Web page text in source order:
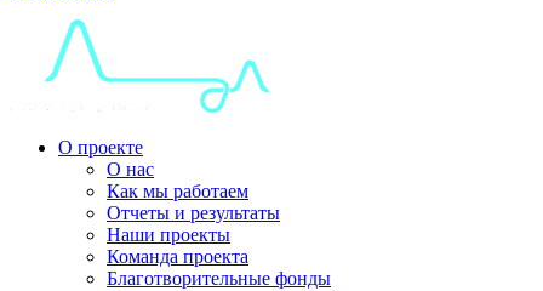
О проекте
О нас
Как мы работаем
Отчеты и результаты
Наши проекты
Команда проекта
Благотворительные фонды